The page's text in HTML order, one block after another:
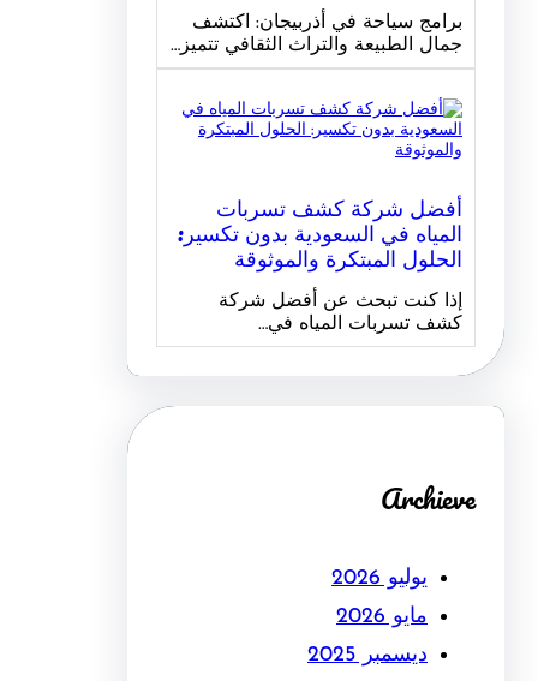
برامج سياحة في أذربيجان: اكتشف
جمال الطبيعة والتراث الثقافي تتميز…
أفضل شركة كشف تسربات
المياه في السعودية بدون تكسير:
الحلول المبتكرة والموثوقة
إذا كنت تبحث عن أفضل شركة
كشف تسربات المياه في…
Archieve
يوليو 2026
مايو 2026
ديسمبر 2025